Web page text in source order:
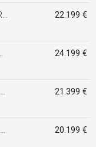
22.199 €
24.199 €
21.399 €
20.199 €